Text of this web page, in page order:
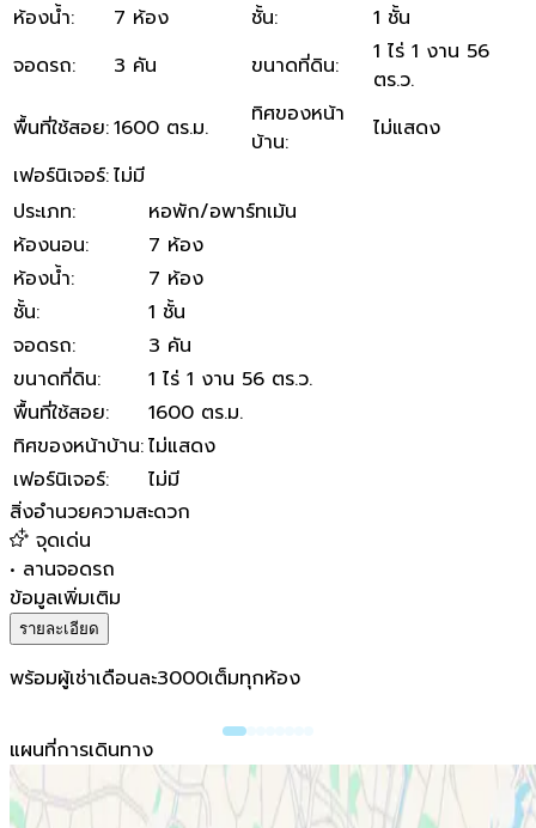
ห้องน้ำ: 7 ห้อง ชั้น:
1 ชั้น
จอดรถ: 3 คัน ขนาดที่ดิน:
1 ไร่ 1 งาน 56
ตร.ว.
พื้นที่ใช้สอย:1600 ตร.ม.
ทิศของหน้า
บ้าน:
ไม่แสดง
เฟอร์นิเจอร์:ไม่มี
ประเภท:
หอพัก/อพาร์ทเม้น
ห้องนอน:
7 ห้อง
ห้องน้ำ:
7 ห้อง
ชั้น:
1 ชั้น
จอดรถ:
3 คัน
ขนาดที่ดิน:
1 ไร่ 1 งาน 56 ตร.ว.
พื้นที่ใช้สอย:
1600 ตร.ม.
ทิศของหน้าบ้าน:ไม่แสดง
เฟอร์นิเจอร์:
ไม่มี
สิ่งอำนวยความสะดวก
จุดเด่น
• ลานจอดรถ
ข้อมูลเพิ่มเติม
รายละเอียด
พร้อมผู้เช่าเดือนละ3000เต็มทุกห้อง
แผนที่การเดินทาง